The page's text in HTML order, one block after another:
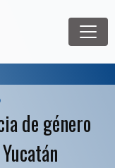
de género